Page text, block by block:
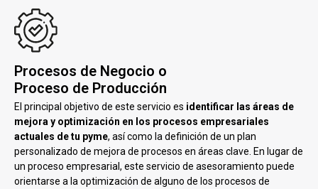
Procesos de Negocio o
Proceso de Producción
El principal objetivo de este servicio es identificar las áreas de
mejora y optimización en los procesos empresariales
actuales de tu pyme, así como la definición de un plan
personalizado de mejora de procesos en áreas clave. En lugar de
un proceso empresarial, este servicio de asesoramiento puede
orientarse a la optimización de alguno de los procesos de